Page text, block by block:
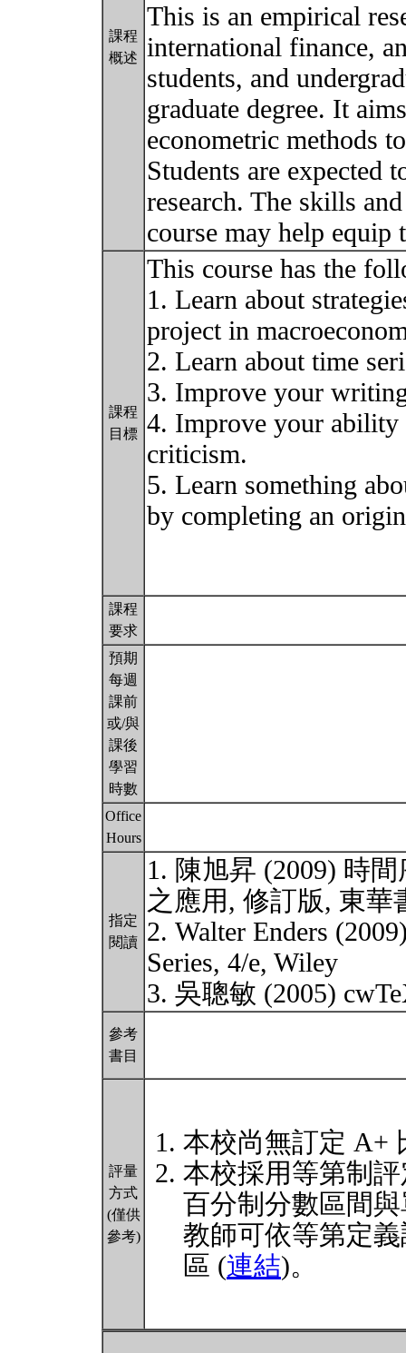
課程
概述
This is an empirical
international finance,
students, and
graduate degree. It
econometric methods
Students are expected
research. The skills
course may help
課程
目標
This course has the
1. Learn about
project in
2. Learn about time
3. Improve your
4. Improve your ability
criticism.
5. Learn something
by completing an
課程
要求
預期
每週
課前
或/與
課後
學習
時數
Office
Hours
指定
閱讀
1. 陳旭昇 (2009) 時
之應用, 修訂版, 東華
2. Walter Enders
Series, 4/e, Wiley
3. 吳聰敏 (2005)
參考
書目
評量
方式
(僅供
參考)
本校尚無訂定 A+
本校採用等第制
百分制分數區間
教師可依等第定
區 (連結)。